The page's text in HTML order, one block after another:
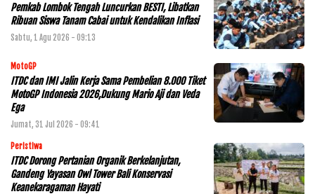
Pemkab Lombok Tengah Luncurkan BESTI, Libatkan
Ribuan Siswa Tanam Cabai untuk Kendalikan Inflasi
Sabtu, 1 Agu 2026 - 09:13
MotoGP
ITDC dan IMI Jalin Kerja Sama Pembelian 8.000 Tiket
MotoGP Indonesia 2026,Dukung Mario Aji dan Veda
Ega
Jumat, 31 Jul 2026 - 09:41
Peristiwa
ITDC Dorong Pertanian Organik Berkelanjutan,
Gandeng Yayasan Owl Tower Bali Konservasi
Keanekaragaman Hayati